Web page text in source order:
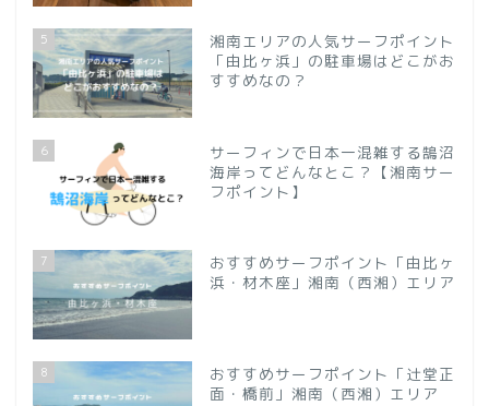
5
湘南エリアの人気サーフポイント
「由比ヶ浜」の駐車場はどこがお
すすめなの？
6
サーフィンで日本一混雑する鵠沼
海岸ってどんなとこ？【湘南サー
フポイント】
7
おすすめサーフポイント「由比ヶ
浜・材木座」湘南（西湘）エリア
8
おすすめサーフポイント「辻堂正
面・橋前」湘南（西湘）エリア